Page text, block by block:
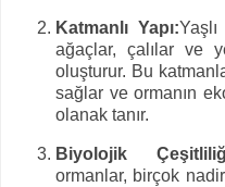
Katmanlı Yapı:
ağaçlar, çalılar ve
oluşturur. Bu
sağlar ve ormanın
olanak tanır.
Biyolojik
ormanlar, birçok